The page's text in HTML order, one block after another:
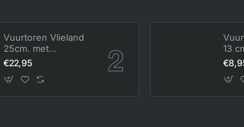
Vuurtoren Vlieland
25cm. met
verlichting
€22,95
13